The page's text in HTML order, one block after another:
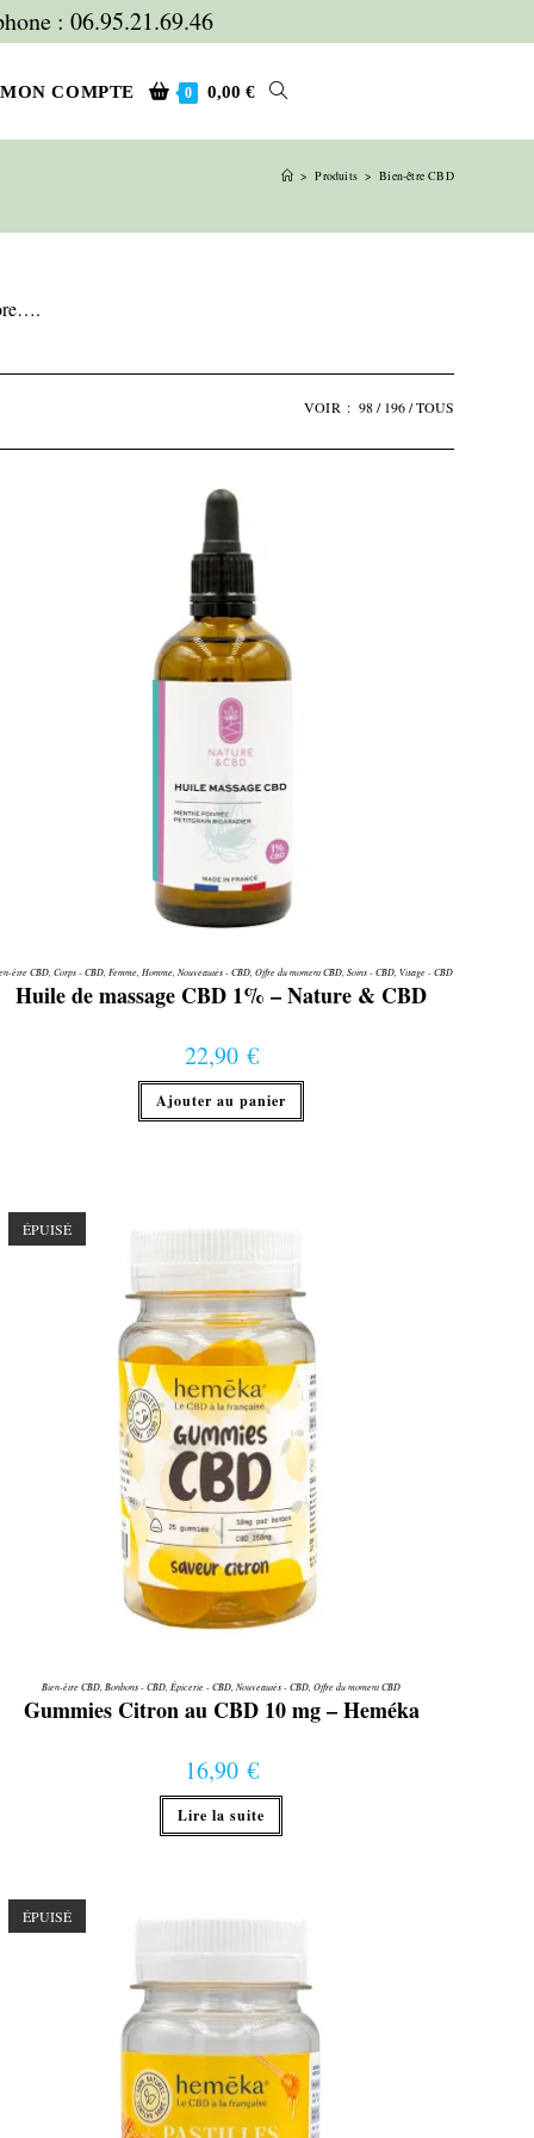
: 06.95.21.69.46
MON COMPTE 0 0,00€ TOGGLE
WEBSITE
> Produits > Bien-être CBD
VOIR : 98 196 TOUS
être CBD, Corps - CBD, Femme, Homme, Nouveautés - CBD, Offre du moment CBD, Soins - CBD, Visage - CBD
Huile de massage CBD 1% – Nature & CBD
22,90 €
Ajouter au panier
ÉPUISÉ
Bien-être CBD ,Bonbons - CBD ,Épicerie - CBD ,Nouveautés - CBD ,Offre du moment CBD
Gummies Citron au CBD 10 mg – Heméka
16,90 €
Lire la suite
ÉPUISÉ